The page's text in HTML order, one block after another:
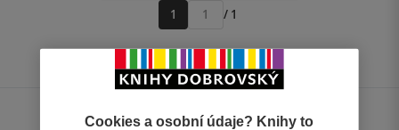
1
Přejít
/ 1
Cookies a osobní údaje? Knihy to